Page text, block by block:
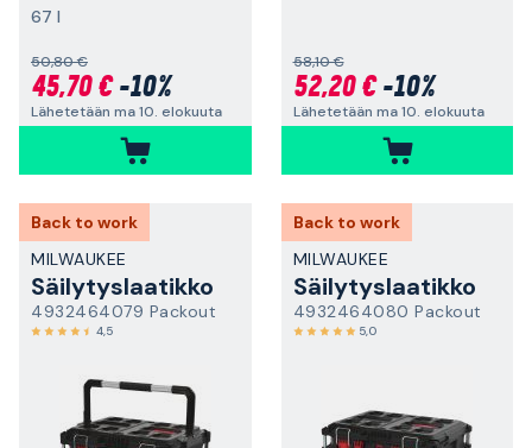
67 l
50,80 €
45,70 €-10%
Lähetetään ma 10. elokuuta
58,10 €
52,20 €-10%
Lähetetään ma 10. elokuuta
Back to work
MILWAUKEE
Säilytyslaatikko
4932464079 Packout
4,5
Back to work
MILWAUKEE
Säilytyslaatikko
4932464080 Packout
5,0